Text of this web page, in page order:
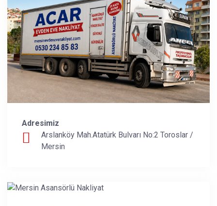
Adresimiz
Arslanköy Mah.Atatürk Bulvarı No:2 Toroslar /
Mersin